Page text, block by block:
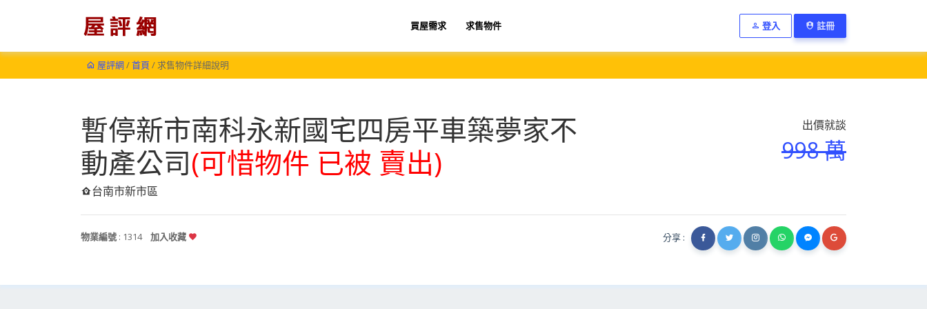
買屋需求 求售物件 登入 註冊
屋評網/首頁 / 求售物件詳細說明
暫停新市南科永新國宅四房平車築夢家不
動產公司(可惜物件 已被 賣出)
台南市新市區
出價就談
998 萬
物業編號 : 1314 加入收藏 分享 :